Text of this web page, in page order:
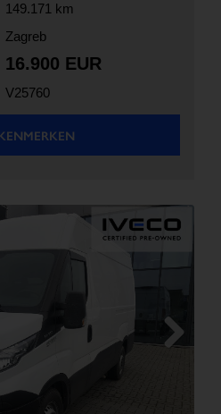
149.171 km
Zagreb
16.900 EUR
V25760